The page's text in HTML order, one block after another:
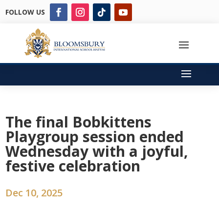
FOLLOW US
The final Bobkittens
Playgroup session ended
Wednesday with a joyful,
festive celebration
Dec 10, 2025